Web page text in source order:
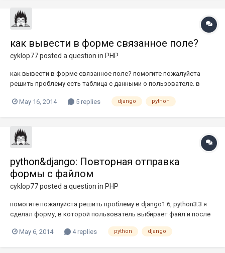
как вывести в форме связанное поле?
cyklop77posted a question in PHP
как вывести в форме связанное поле? помогите пожалуйста
решить проблему есть таблица с данными о пользователе. в
выпадающим списком для выбора пола models.py:class
May 16, 2014 5 replies django python
python&django: Повторная отправка
формы с файлом
cyklop77posted a question in PHP
помогите пожалуйста решить проблему в django1.6, python3.3 я
сделал форму, в которой пользователь выбирает файл и после
работает, но при повторной загрузке формы(если пользователь
May 6, 2014 4 replies python django